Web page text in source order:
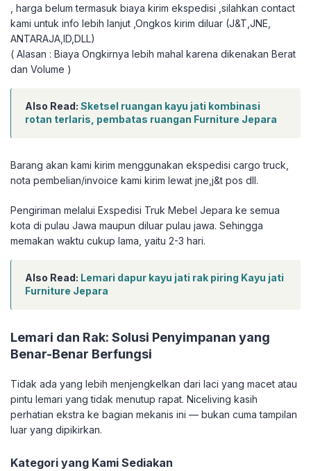
, harga belum termasuk biaya kirim ekspedisi ,silahkan contact
kami untuk info lebih lanjut ,Ongkos kirim diluar (J&T,JNE,
ANTARAJA,ID,DLL)
( Alasan : Biaya Ongkirnya lebih mahal karena dikenakan Berat
dan Volume )
Also Read: Sketsel ruangan kayu jati kombinasi
rotan terlaris, pembatas ruangan Furniture Jepara
Barang akan kami kirim menggunakan ekspedisi cargo truck,
nota pembelian/invoice kami kirim lewat jne,j&t pos dll.
Pengiriman melalui Exspedisi Truk Mebel Jepara ke semua
kota di pulau Jawa maupun diluar pulau jawa. Sehingga
memakan waktu cukup lama, yaitu 2-3 hari.
Also Read: Lemari dapur kayu jati rak piring Kayu jati
Furniture Jepara
Lemari dan Rak: Solusi Penyimpanan yang
Benar-Benar Berfungsi
Tidak ada yang lebih menjengkelkan dari laci yang macet atau
pintu lemari yang tidak menutup rapat. Niceliving kasih
perhatian ekstra ke bagian mekanis ini — bukan cuma tampilan
luar yang dipikirkan.
Kategori yang Kami Sediakan